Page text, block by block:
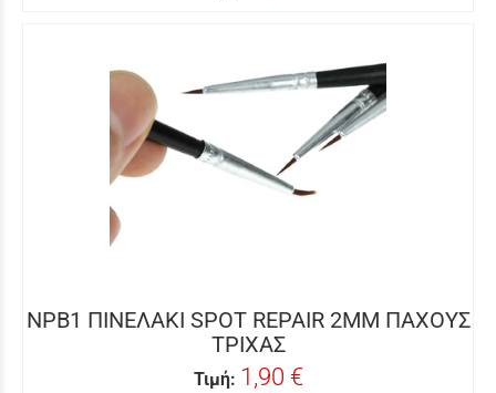
NPB1 ΠΙΝΕΛΑΚΙ SPOT REPAIR 2MM ΠΑΧΟΥΣ
ΤΡΙΧΑΣ
Τιμή: 1,90 €